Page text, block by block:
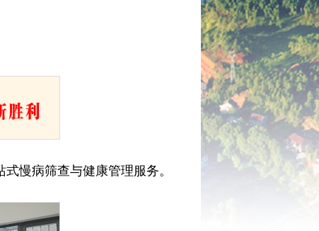
慢病筛查与健康管理服务。